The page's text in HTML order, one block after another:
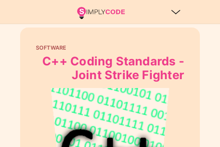
SOFTWARE
C++ Coding Standards -
Joint Strike Fighter